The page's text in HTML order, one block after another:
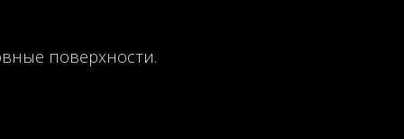
поверхности.